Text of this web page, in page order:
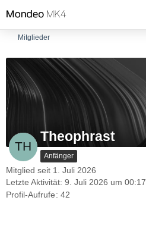
Mitglieder
Theophrast
Anfänger
Mitglied seit 1. Juli 2026
Letzte Aktivität: 9. Juli 2026 um 00:17
Profil-Aufrufe
42